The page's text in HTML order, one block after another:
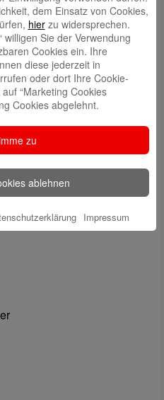
dem Einsatz von Cookies,
hierzu widersprechen.
willigen Sie der Verwendung
Cookies ein. Ihre
diese jederzeit in
oder dort Ihre Cookie-
“Marketing Cookies
Cookies abgelehnt.
zu
ablehnen
Impressum